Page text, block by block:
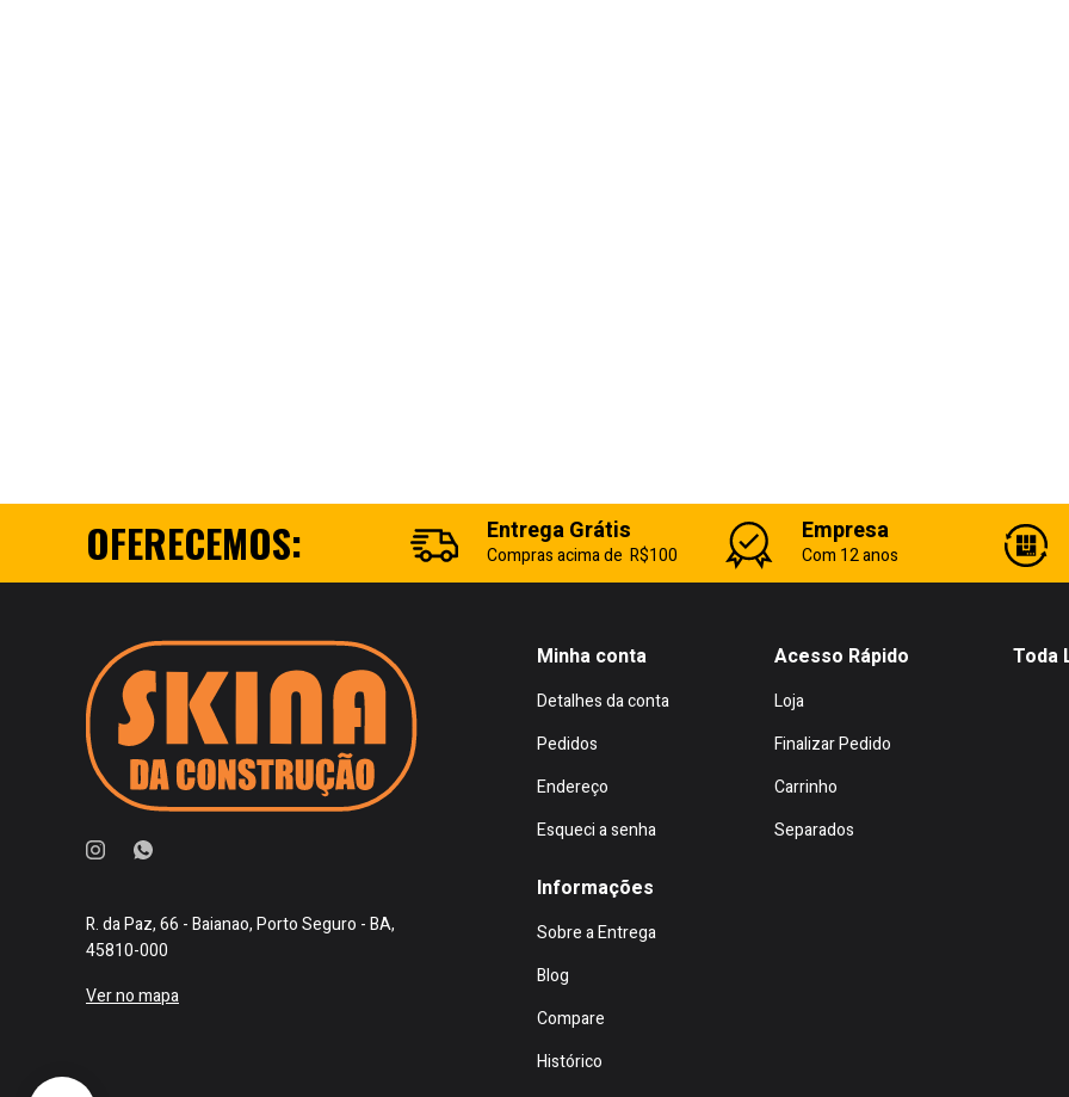
OFERECEMOS: Entrega Grátis
Compras acima de R$100
Empresa
Com 12 anos
R. da Paz, 66 - Baianao, Porto Seguro - BA,
45810-000
Ver no mapa
Minha conta
Detalhes da conta
Pedidos
Endereço
Esqueci a senha
Acesso Rápido
Loja
Finalizar Pedido
Carrinho
Separados
Toda
Informações
Sobre a Entrega
Blog
Compare
Histórico